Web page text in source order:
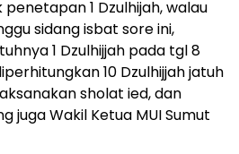
1 Dzulhijah, walau
sidang isbat sore ini,
1 Dzulhijjah pada tgl 8
10 Dzulhijjah jatuh
sholat ied, dan
juga Wakil Ketua MUI Sumut